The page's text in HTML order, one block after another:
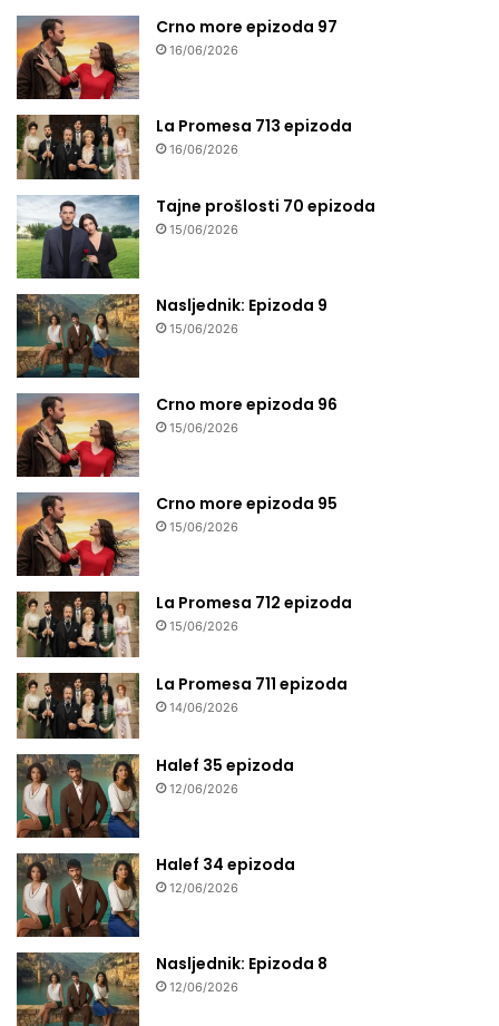
Crno more epizoda 97
16/06/2026
La Promesa 713 epizoda
16/06/2026
Tajne prošlosti 70 epizoda
15/06/2026
Nasljednik: Epizoda 9
15/06/2026
Crno more epizoda 96
15/06/2026
Crno more epizoda 95
15/06/2026
La Promesa 712 epizoda
15/06/2026
La Promesa 711 epizoda
14/06/2026
Halef 35 epizoda
12/06/2026
Halef 34 epizoda
12/06/2026
Nasljednik: Epizoda 8
12/06/2026